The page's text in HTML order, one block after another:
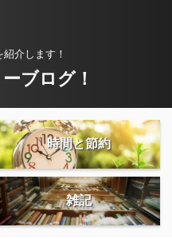
介します！
ブログ！
時間と節約
雑記